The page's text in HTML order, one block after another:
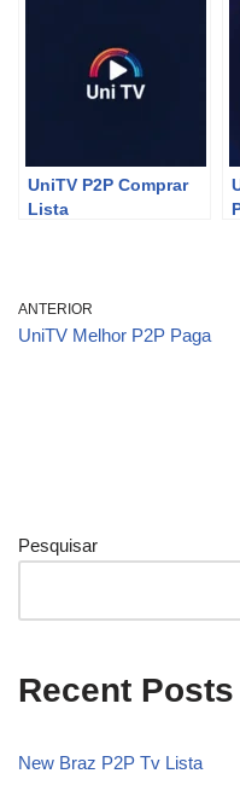
UniTV P2P Comprar
Lista
ANTERIOR
UniTV Melhor P2P Paga
Pesquisar
Recent Posts
New Braz P2P Tv Lista